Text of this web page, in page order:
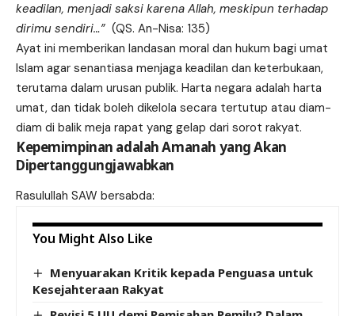
keadilan, menjadi saksi karena Allah, meskipun terhadap
dirimu sendiri…” (QS. An-Nisa: 135)
Ayat ini memberikan landasan moral dan hukum bagi umat
Islam agar senantiasa menjaga keadilan dan keterbukaan,
terutama dalam urusan publik. Harta negara adalah harta
umat, dan tidak boleh dikelola secara tertutup atau diam-
diam di balik meja rapat yang gelap dari sorot rakyat.
Kepemimpinan adalah Amanah yang Akan
Dipertanggungjawabkan
Rasulullah SAW bersabda:
You Might Also Like
Menyuarakan Kritik kepada Penguasa untuk
Kesejahteraan Rakyat